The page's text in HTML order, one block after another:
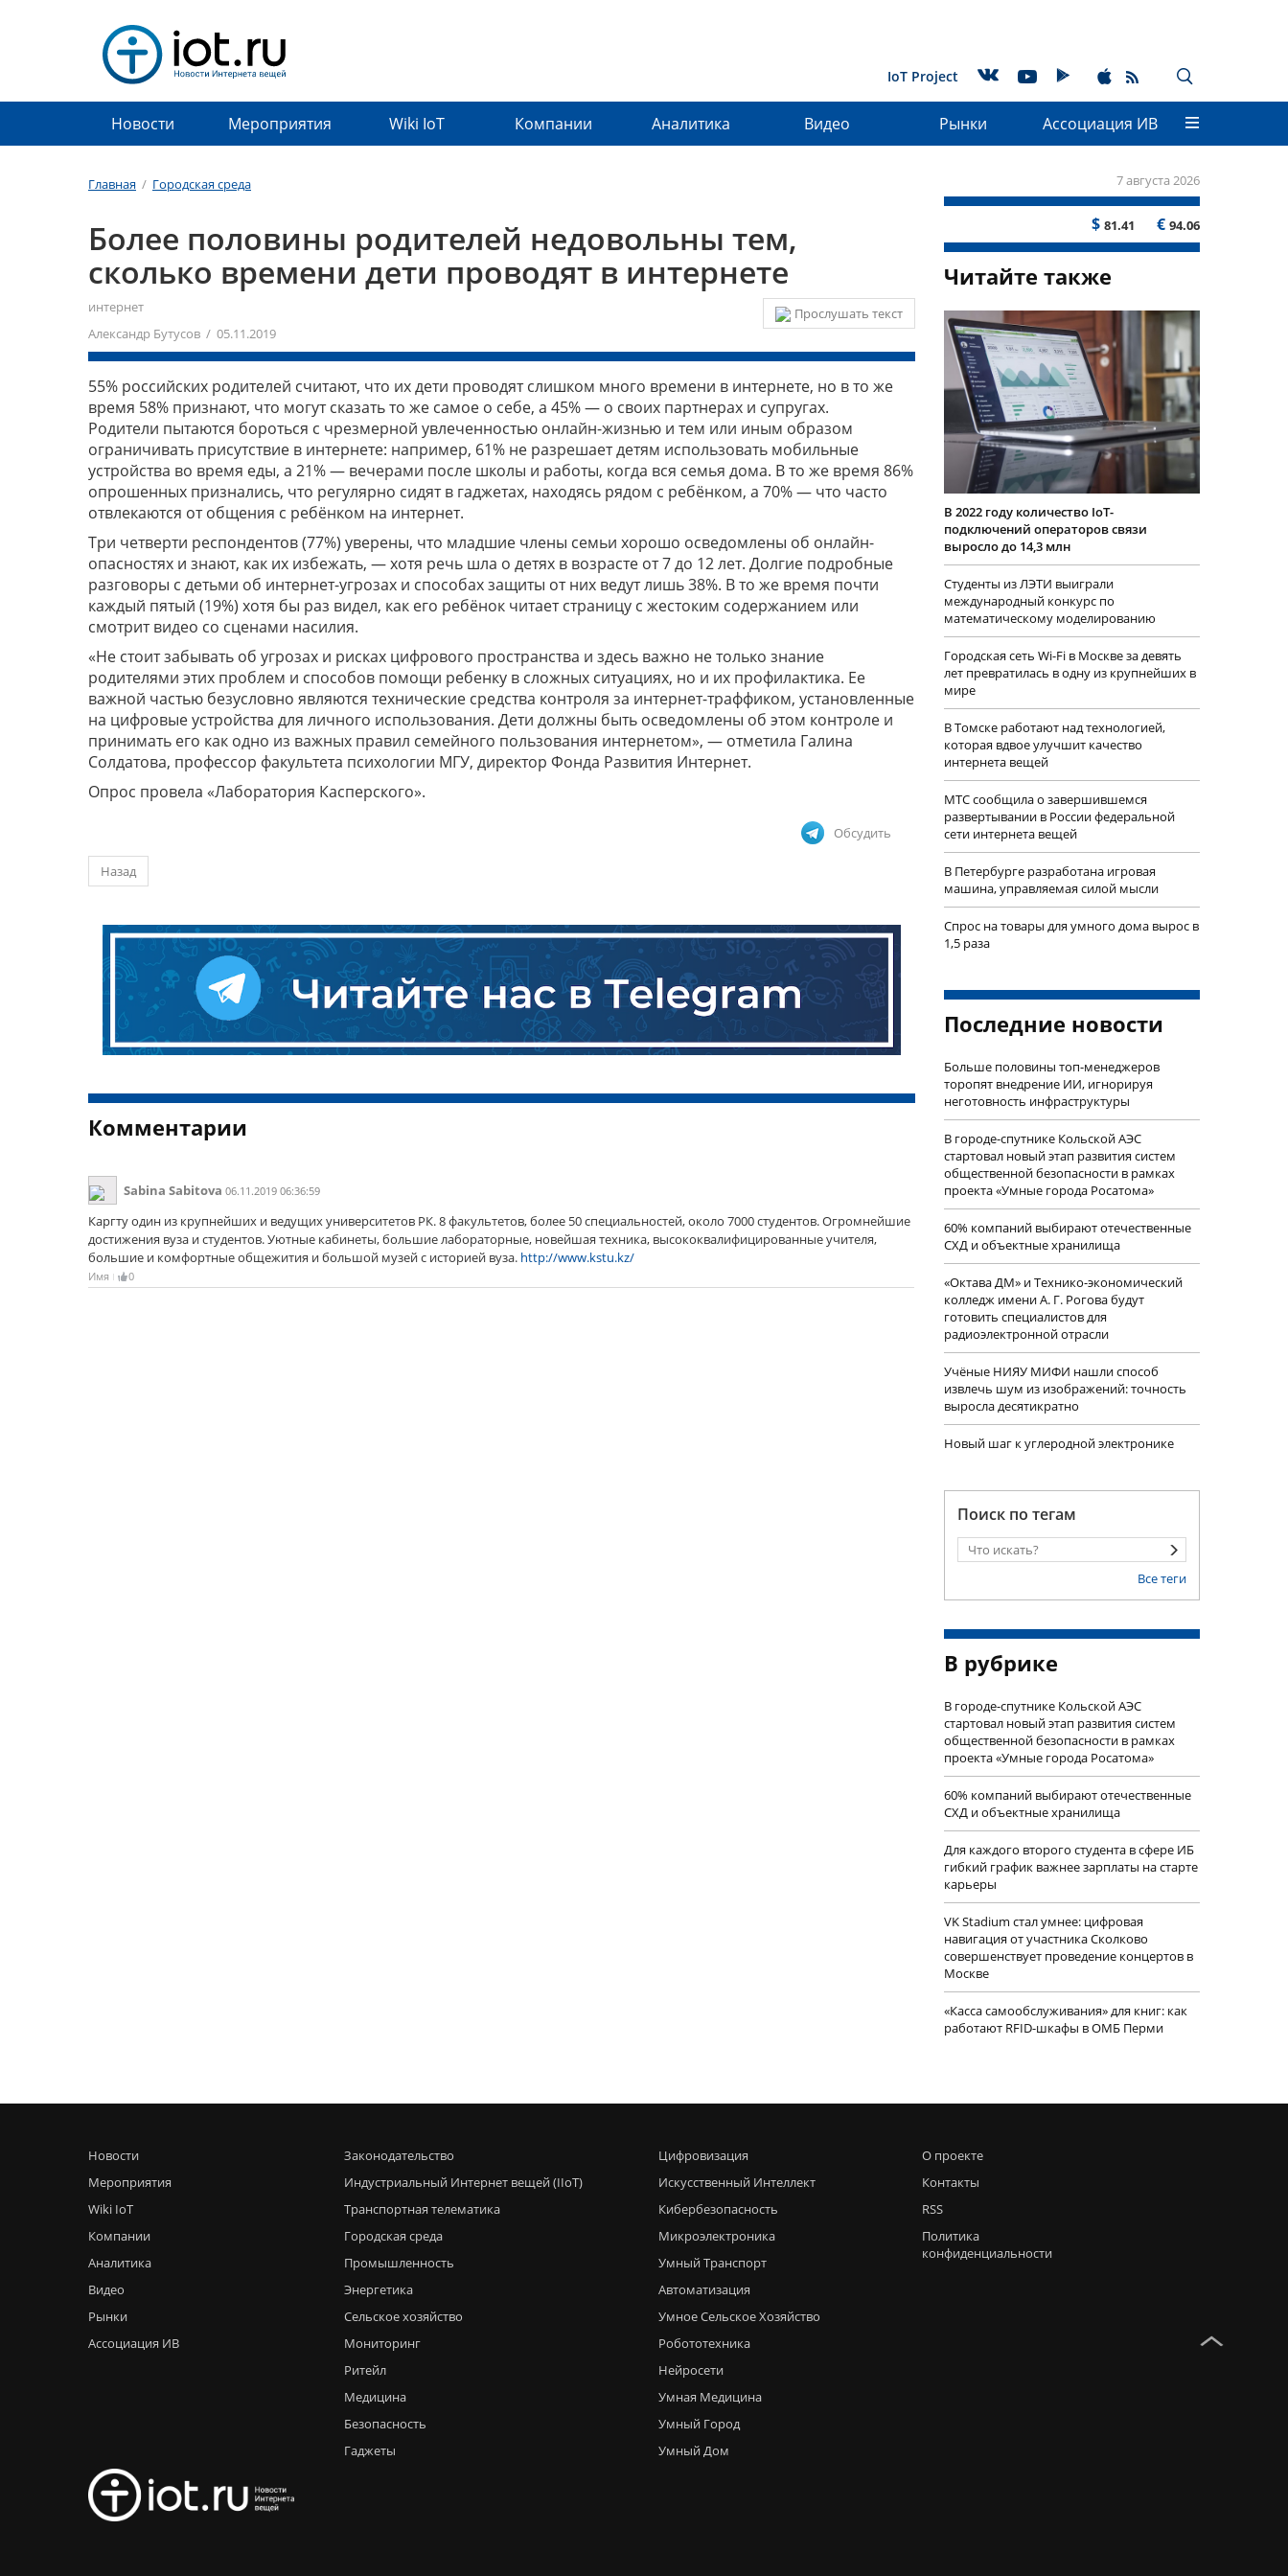
IoT Project
Новости Мероприятия Wiki IoT Компании Аналитика Видео Рынки Ассоциация ИВ
Главная / Городская среда 7 августа 2026
$ 81.41 € 94.06
Более половины родителей недовольны тем,
сколько времени дети проводят в интернете
Прослушать текст
интернет
Александр Бутусов / 05.11.2019
55% российских родителей считают, что их дети проводят слишком много времени в интернете, но в то же
время 58% признают, что могут сказать то же самое о себе, а 45% — о своих партнерах и супругах.
Родители пытаются бороться с чрезмерной увлеченностью онлайн-жизнью и тем или иным образом
ограничивать присутствие в интернете: например, 61% не разрешает детям использовать мобильные
устройства во время еды, а 21% — вечерами после школы и работы, когда вся семья дома. В то же время 86%
опрошенных признались, что регулярно сидят в гаджетах, находясь рядом с ребёнком, а 70% — что часто
отвлекаются от общения с ребёнком на интернет.
Три четверти респондентов (77%) уверены, что младшие члены семьи хорошо осведомлены об онлайн-
опасностях и знают, как их избежать, — хотя речь шла о детях в возрасте от 7 до 12 лет. Долгие подробные
разговоры с детьми об интернет-угрозах и способах защиты от них ведут лишь 38%. В то же время почти
каждый пятый (19%) хотя бы раз видел, как его ребёнок читает страницу с жестоким содержанием или
смотрит видео со сценами насилия.
«Не стоит забывать об угрозах и рисках цифрового пространства и здесь важно не только знание
родителями этих проблем и способов помощи ребенку в сложных ситуациях, но и их профилактика. Ее
важной частью безусловно являются технические средства контроля за интернет-траффиком, установленные
на цифровые устройства для личного использования. Дети должны быть осведомлены об этом контроле и
принимать его как одно из важных правил семейного пользования интернетом», — отметила Галина
Солдатова, профессор факультета психологии МГУ, директор Фонда Развития Интернет.
Опрос провела «Лаборатория Касперского».
Обсудить
Назад
Комментарии
Sabina Sabitova 06.11.2019 06:36:59
Каргту один из крупнейших и ведущих университетов РК. 8 факультетов, более 50 специальностей, около 7000 студентов. Огромнейшие
достижения вуза и студентов. Уютные кабинеты, большие лабораторные, новейшая техника, высококвалифицированные учителя,
большие и комфортные общежития и большой музей с историей вуза. http://www.kstu.kz/
Имя 0
Читайте также
В 2022 году количество IoT-
подключений операторов связи
выросло до 14,3 млн
Студенты из ЛЭТИ выиграли
международный конкурс по
математическому моделированию
Городская сеть Wi-Fi в Москве за девять
лет превратилась в одну из крупнейших в
мире
В Томске работают над технологией,
которая вдвое улучшит качество
интернета вещей
МТС сообщила о завершившемся
развертывании в России федеральной
сети интернета вещей
В Петербурге разработана игровая
машина, управляемая силой мысли
Спрос на товары для умного дома вырос в
1,5 раза
Последние новости
Больше половины топ-менеджеров
торопят внедрение ИИ, игнорируя
неготовность инфраструктуры
В городе-спутнике Кольской АЭС
стартовал новый этап развития систем
общественной безопасности в рамках
проекта «Умные города Росатома»
60% компаний выбирают отечественные
СХД и объектные хранилища
«Октава ДМ» и Технико-экономический
колледж имени А. Г. Рогова будут
готовить специалистов для
радиоэлектронной отрасли
Учëные НИЯУ МИФИ нашли способ
извлечь шум из изображений: точность
выросла десятикратно
Новый шаг к углеродной электронике
Поиск по тегам
Все теги
В рубрике
В городе-спутнике Кольской АЭС
стартовал новый этап развития систем
общественной безопасности в рамках
проекта «Умные города Росатома»
60% компаний выбирают отечественные
СХД и объектные хранилища
Для каждого второго студента в сфере ИБ
гибкий график важнее зарплаты на старте
карьеры
VK Stadium стал умнее: цифровая
навигация от участника Сколково
совершенствует проведение концертов в
Москве
«Касса самообслуживания» для книг: как
работают RFID-шкафы в ОМБ Перми
Новости
Мероприятия
Wiki IoT
Компании
Аналитика
Видео
Рынки
Ассоциация ИВ
Законодательство
Индустриальный Интернет вещей (IIoT)
Транспортная телематика
Городская среда
Промышленность
Энергетика
Сельское хозяйство
Мониторинг
Ритейл
Медицина
Безопасность
Гаджеты
Цифровизация
Искусственный Интеллект
Кибербезопасность
Микроэлектроника
Умный Транспорт
Автоматизация
Умное Сельское Хозяйство
Робототехника
Нейросети
Умная Медицина
Умный Город
Умный Дом
О проекте
Контакты
RSS
Политика
конфиденциальности